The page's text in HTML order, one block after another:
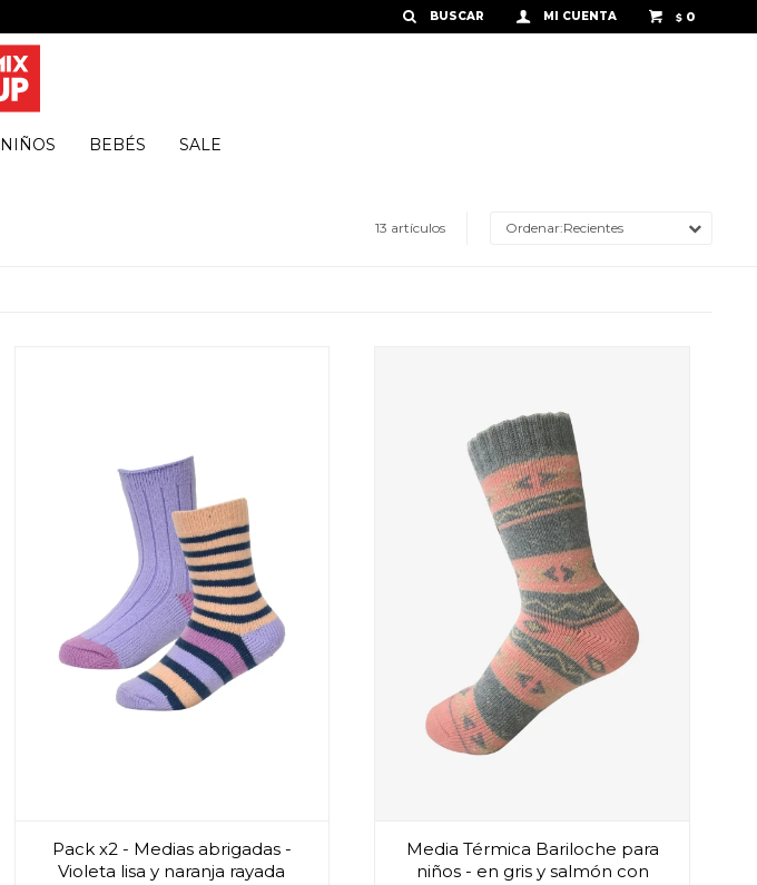
NIÑOS BEBÉS SALE
$ 0
13 artículos Recientes
Pack x2 - Medias abrigadas -
Violeta lisa y naranja rayada
Media Térmica Bariloche para
niños - en gris y salmón con